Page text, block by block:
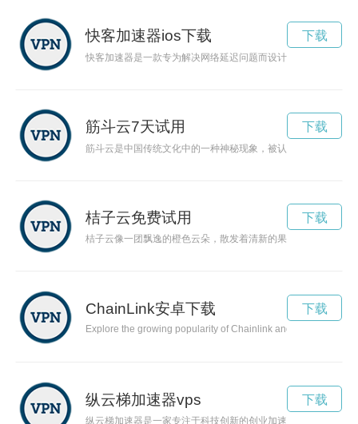
快客加速器ios下载
快客加速器是一款专为解决网络延迟问题而设计的加速工具，
下载
筋斗云7天试用
筋斗云是中国传统文化中的一种神秘现象，被认为是神仙仙家
下载
桔子云免费试用
桔子云像一团飘逸的橙色云朵，散发着清新的果香，给人一种温
下载
ChainLink安卓下载
Explore the growing popularity of Chainlink and its impact on
下载
纵云梯加速器vps
纵云梯加速器是一家专注于科技创新的创业加速器，致力于帮
下载